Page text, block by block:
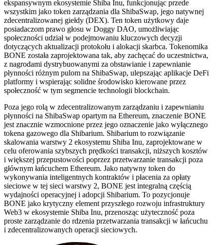
ekspansywnym ekosystemie Shiba Inu, funkcjonując przede
wszystkim jako token zarządzania dla ShibaSwap, jego natywnej
zdecentralizowanej giełdy (DEX). Ten token użytkowy daje
posiadaczom prawo głosu w Doggy DAO, umożliwiając
społeczności udział w podejmowaniu kluczowych decyzji
dotyczących aktualizacji protokołu i alokacji skarbca. Tokenomika
BONE została zaprojektowana tak, aby zachęcać do uczestnictwa,
z nagrodami dystrybuowanymi za obstawianie i zapewnianie
płynności różnym pulom na ShibaSwap, ulepszając aplikacje DeFi
platformy i wspierając solidne środowisko kierowane przez
społeczność w tym segmencie technologii blockchain.
Poza jego rolą w zdecentralizowanym zarządzaniu i zapewnianiu
płynności na ShibaSwap opartym na Ethereum, znaczenie BONE
jest znacznie wzmocnione przez jego oznaczenie jako wyłącznego
tokena gazowego dla Shibarium. Shibarium to rozwiązanie
skalowania warstwy 2 ekosystemu Shiba Inu, zaprojektowane w
celu oferowania szybszych prędkości transakcji, niższych kosztów
i większej przepustowości poprzez przetwarzanie transakcji poza
głównym łańcuchem Ethereum. Jako natywny token do
wykonywania inteligentnych kontraktów i płacenia za opłaty
sieciowe w tej sieci warstwy 2, BONE jest integralną częścią
wydajności operacyjnej i adopcji Shibarium. To pozycjonuje
BONE jako krytyczny element przyszłego rozwoju infrastruktury
Web3 w ekosystemie Shiba Inu, przenosząc użyteczność poza
proste zarządzanie do rdzenia przetwarzania transakcji w łańcuchu
i zdecentralizowanych operacji sieciowych.